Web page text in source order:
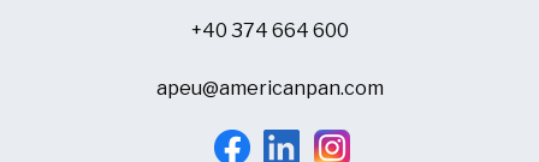
+40 374 664 600
apeu@americanpan.com